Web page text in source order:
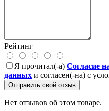
Рейтинг
Я прочитал(-а) Согласие
данных и согласен(-на) с
Отправить свой отзыв
Нет отзывов об этом товаре.